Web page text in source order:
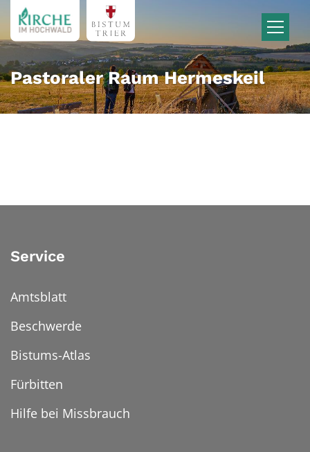
Zum Inhalt springen
Pastoraler Raum Hermeskeil
Service
Amtsblatt
Beschwerde
Bistums-Atlas
Fürbitten
Hilfe bei Missbrauch